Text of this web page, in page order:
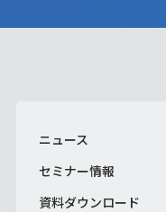
ニュース
セミナー情報
資料ダウンロード